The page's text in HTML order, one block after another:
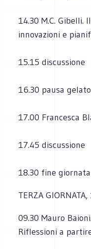
14.30 M.C.
innovazioni e
15.15 discussione
16.30 pausa gelato
17.00 Francesca
17.45 discussione
18.30 fine giornata
TERZA
09.30 Mauro
Riflessioni a